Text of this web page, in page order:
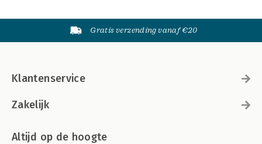
Gratis verzending vanaf €20
Klantenservice
Zakelijk
Altijd op de hoogte